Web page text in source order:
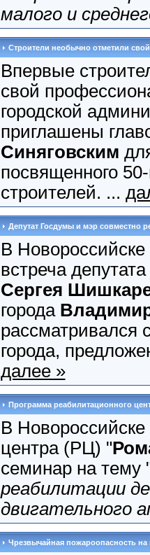
малого и
Строители необычно отметили
Впервые
свой
городской
приглашены
Синяговским
посвященного
строителей. ...
Депутат Госдумы и мэр совместно
В Новороссийске
встреча
Сергея
города
рассматривался
города,
далее »
Программа реабилитационного
В Новороссийске
центра (РЦ) "
семинар на тему
реабилитации
двигательного
Чрезвычайная пожароопасность на